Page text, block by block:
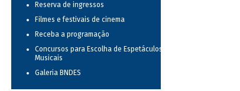
Reserva de ingressos
Filmes e festivais de cinema
Receba a programação
Concursos para Escolha de Espetáculos
Musicais
Galeria BNDES